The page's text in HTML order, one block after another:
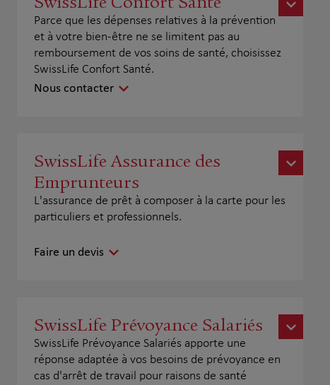
Parce que les dépenses relatives à la prévention
et à votre bien-être ne se limitent pas au
remboursement de vos soins de santé, choisissez
SwissLife Confort Santé.
Nous contacter
SwissLife Assurance des
Emprunteurs
L'assurance de prêt à composer à la carte pour les
particuliers et professionnels.
Faire un devis
SwissLife Prévoyance Salariés
SwissLife Prévoyance Salariés apporte une
réponse adaptée à vos besoins de prévoyance en
cas d'arrêt de travail pour raisons de santé